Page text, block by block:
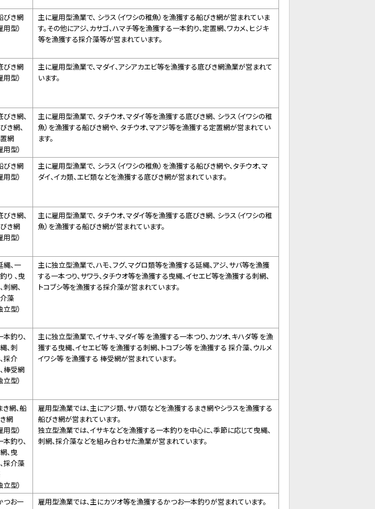
びき網
用型）
主に雇用型漁業で、 シラス（イワシの稚魚）を漁獲する船びき網が営まれていま
す。その他にアジ、カサゴ、ハマチ等を漁獲する一本釣り、定置網、ワカメ、ヒジキ
等を漁獲する採介藻等が営まれています。
びき網
用型）
主に雇用型漁業で、マダイ、アシアカエビ等を漁獲する底びき網漁業が営まれて
います。
びき網、
き網、
網
用型）
主に雇用型漁業で、 タチウオ、マダイ等を漁獲する底びき網、 シラス（イワシの稚
魚）を漁獲する船びき網や、 タチウオ、マアジ等を漁獲する定置網が営まれてい
ます。
びき網
用型）
主に雇用型漁業で、 シラス（イワシの稚魚）を漁獲する船びき網や、タチウオ、マ
ダイ、イカ類、エビ類などを漁獲する底びき網が営まれています。
びき網、
き網
用型）
主に雇用型漁業で、 タチウオ、マダイ等を漁獲する底びき網、 シラス（イワシの稚
魚）を漁獲する船びき網が営まれています。
縄、一
り 、曳
刺網、
藻
立型）
主に独立型漁業で、ハモ、フグ、マグロ類等を漁獲する延縄、アジ、サバ等を漁獲
する一本つり、サワラ、タチウオ等を漁獲する曳縄、イセエビ等を漁獲する刺網、
トコブシ等を漁獲する採介藻が営まれています。
本釣り、
、刺
採介
棒受網
立型）
主に独立型漁業で、イサキ、マダイ等 を漁獲する一本つり、カツオ、キハダ等 を漁
獲する曳縄、イセエビ等 を漁獲する刺網、トコブシ等 を漁獲する 採介藻、ウルメ
イワシ等 を漁獲する 棒受網が営まれています。
き網、船
網
用型）
本釣り、
、曳
採介藻
立型）
雇用型漁業では、主にアジ類、サバ類などを漁獲するまき網やシラスを漁獲する
船びき網が営まれています。
独立型漁業では、イサキなどを漁獲する一本釣りを中心に、季節に応じて曳縄、
刺網、採介藻などを組み合わせた漁業が営まれています。
つお一
雇用型漁業では、主にカツオ等を漁獲するかつお一本釣りが営まれています。